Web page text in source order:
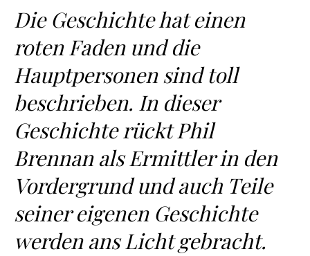
Die Geschichte hat einen
roten Faden und die
Hauptpersonen sind toll
beschrieben. In dieser
Geschichte rückt Phil
Brennan als Ermittler in den
Vordergrund und auch Teile
seiner eigenen Geschichte
werden ans Licht gebracht.